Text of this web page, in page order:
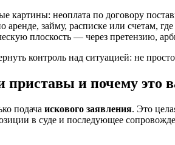
картины: неоплата по договору
аренде, займу, расписке или счетам,
плоскость — через претензию,
контроль над ситуацией: не
приставы и почему это
подача искового заявления. Это
в суде и последующее